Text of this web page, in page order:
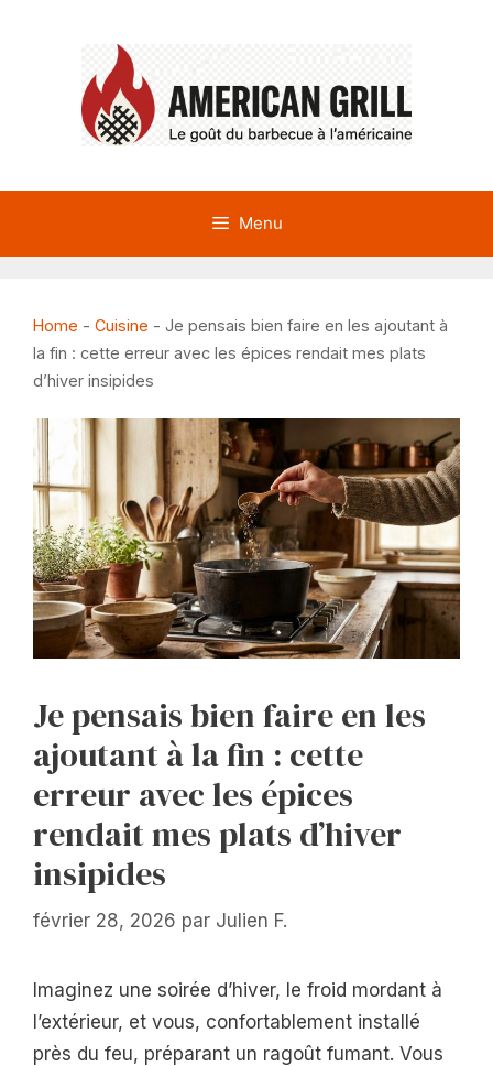
Menu
Home - Cuisine - Je pensais bien faire en les ajoutant à
la fin : cette erreur avec les épices rendait mes plats
d’hiver insipides
Je pensais bien faire en les
ajoutant à la fin : cette
erreur avec les épices
rendait mes plats d’hiver
insipides
février 28, 2026 par Julien F.
Imaginez une soirée d’hiver, le froid mordant à
l’extérieur, et vous, confortablement installé
près du feu, préparant un ragoût fumant. Vous